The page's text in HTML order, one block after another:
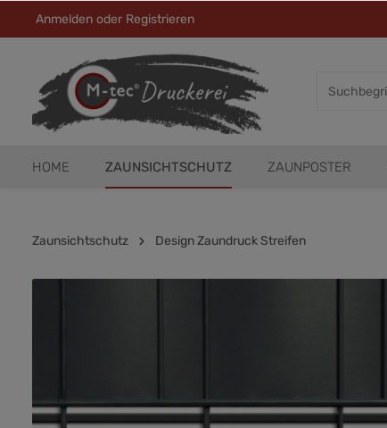
Anmelden oder Registrieren
HOME ZAUNSICHTSCHUTZ ZAUNPOSTER
Zaunsichtschutz Design Zaundruck Streifen